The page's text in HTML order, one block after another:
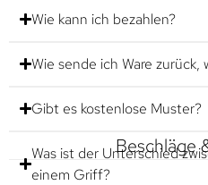
Wie kann ich bezahlen?
Wie sende ich Ware
Gibt es kostenlose Muster?
Beschläge
Was ist der Unterschied
einem Griff?